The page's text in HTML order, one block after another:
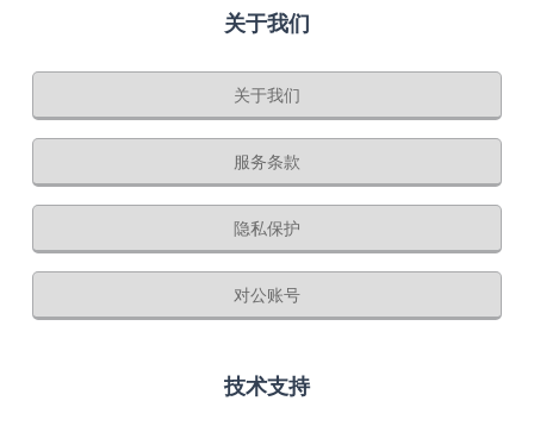
关于我们
关于我们
服务条款
隐私保护
对公账号
技术支持